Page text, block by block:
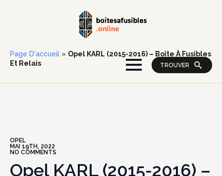
TROUVER
Page D'accueil » Opel KARL (2015-2016) – Boîte À Fusibles
Et Relais
OPEL
MAI 19TH, 2022
NO COMMENTS
Opel KARL (2015-2016) –